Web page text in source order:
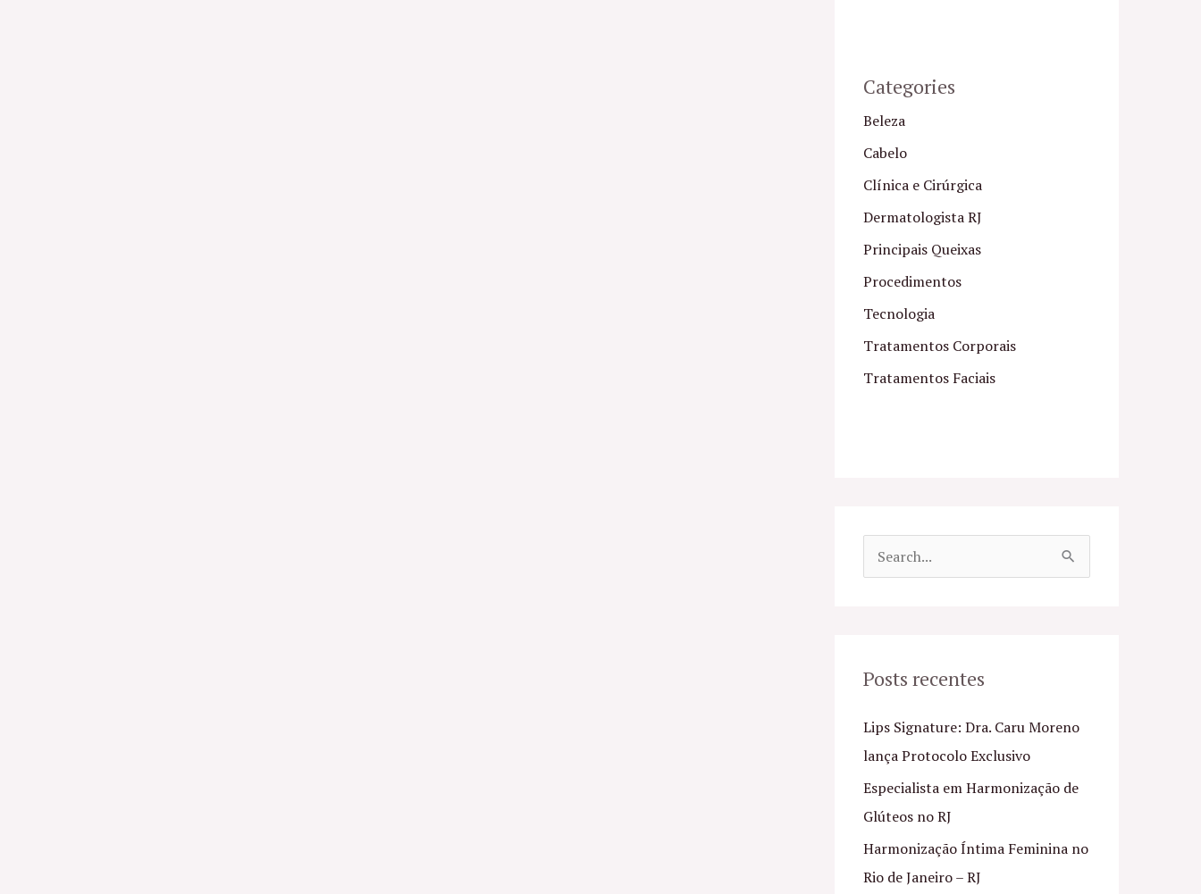
Categories
Beleza
Cabelo
Clínica e Cirúrgica
Dermatologista RJ
Principais Queixas
Procedimentos
Tecnologia
Tratamentos Corporais
Tratamentos Faciais
u
s
a
r
p
o
r
Posts recentes
Lips Signature: Dra. Caru Moreno
lança Protocolo Exclusivo
Especialista em Harmonização de
Glúteos no RJ
Harmonização Íntima Feminina no
Rio de Janeiro – RJ